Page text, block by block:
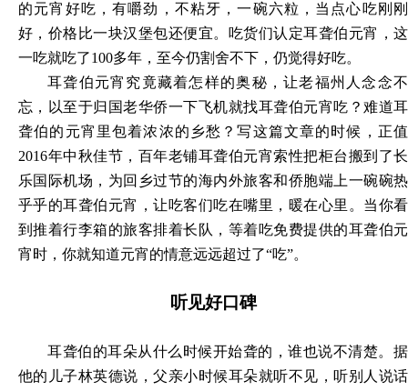
的元宵好吃，有嚼劲，不粘牙，一碗六粒，当点心吃刚刚
好，价格比一块汉堡包还便宜。吃货们认定耳聋伯元宵，这
一吃就吃了100多年，至今仍割舍不下，仍觉得好吃。
耳聋伯元宵究竟藏着怎样的奥秘，让老福州人念念不
忘，以至于归国老华侨一下飞机就找耳聋伯元宵吃？难道耳
聋伯的元宵里包着浓浓的乡愁？写这篇文章的时候，正值
2016年中秋佳节，百年老铺耳聋伯元宵索性把柜台搬到了长
乐国际机场，为回乡过节的海内外旅客和侨胞端上一碗碗热
乎乎的耳聋伯元宵，让吃客们吃在嘴里，暖在心里。当你看
到推着行李箱的旅客排着长队，等着吃免费提供的耳聋伯元
宵时，你就知道元宵的情意远远超过了“吃”。
听见好口碑
耳聋伯的耳朵从什么时候开始聋的，谁也说不清楚。据
他的儿子林英德说，父亲小时候耳朵就听不见，听别人说话